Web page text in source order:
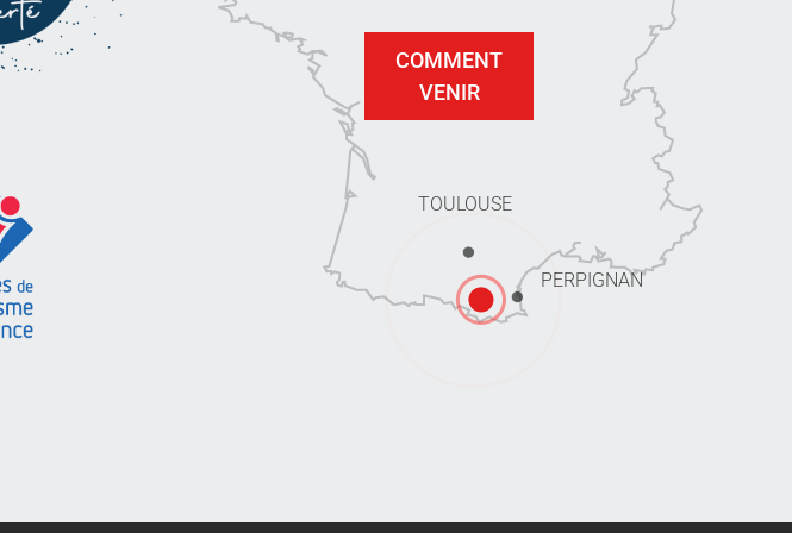
TOULOUSE
PERPIGNAN
COMMENT
VENIR